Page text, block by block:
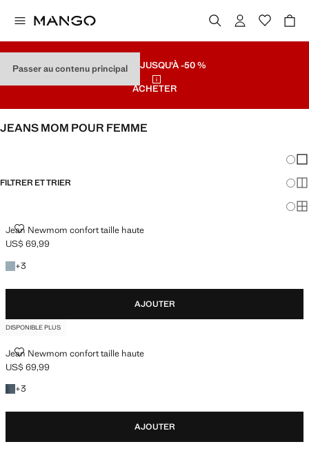
Passer au contenu principal
SOLDES JUSQU'À -50 %
ACHETER
JEANS MOM POUR FEMME
FILTRER ET TRIER
Jean Newmom confort taille haute
JEAN NEWMOM CONFORT TAILLE HAUTE
Prix actuel [US$ 69,99 ]
US$ 69,99
+3
+3 couleurs
AJOUTER
DISPONIBLE PLUS
Jean Newmom confort taille haute
JEAN NEWMOM CONFORT TAILLE HAUTE
Prix actuel [US$ 69,99 ]
US$ 69,99
+3
+3 couleurs
AJOUTER